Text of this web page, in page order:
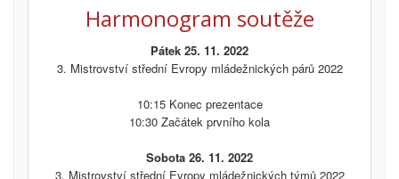
Harmonogram soutěže
Pátek 25. 11. 2022
3. Mistrovství střední Evropy mládežnických párů 2022
10:15 Konec prezentace
10:30 Začátek prvního kola
Sobota 26. 11. 2022
3. Mistrovství střední Evropy mládežnických týmů 2022